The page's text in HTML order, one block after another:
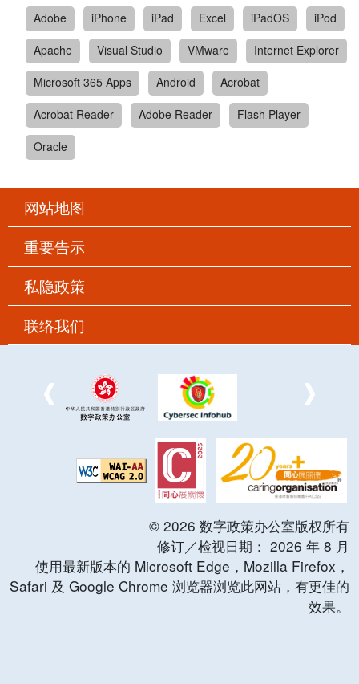
Adobe
iPhone iPad Excel iPadOS
iPod
Apache
Visual Studio VMware
Internet Explorer
Microsoft 365 Apps
Android
Acrobat
Acrobat Reader
Adobe Reader
Flash Player
Oracle
网站地图
重要告示
私隐政策
联络我们
© 2026 数字政策办公室版权所有
修订／检视日期： 2026 年 8 月
使用最新版本的 Microsoft Edge，Mozilla Firefox，
Safari 及 Google Chrome 浏览器浏览此网站，有更佳的
效果。